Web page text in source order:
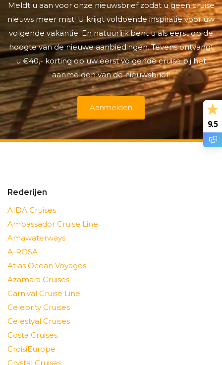
9.5
Meldt u aan voor onze nieuwsbrief zodat u geen cruise
nieuws meer mist! U krijgt voldoende inspiratie voor uw
volgende vakantie. En natuurlijk bent u als eerst op de
hoogte van de nieuwe aanbiedingen. Tevens ontvangt
u €40,- korting op uw eerst volgende cruise bij het
aanmelden van de nieuwsbrief!
Aanmelden
Rederijen
AIDA Cruises
Ambassador Cruise Line
Amawaterways
A-ROSA
Atlas Ocean Voyages
Azamara Cruises
Carnival Cruise Line
Celebrity Cruises
Celestyal Cruises
Costa Cruises
CroisiEurope
Crystal Cruises